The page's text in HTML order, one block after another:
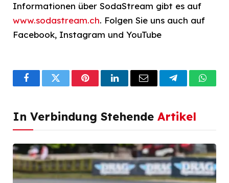
Informationen über SodaStream gibt es auf
www.sodastream.ch. Folgen Sie uns auch auf
Facebook, Instagram und YouTube
FacebookTwitterPinterestLinkedInEmail Telegram
In Verbindung Stehende Artikel